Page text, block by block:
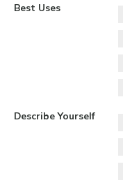
Best Uses
Describe Yourself